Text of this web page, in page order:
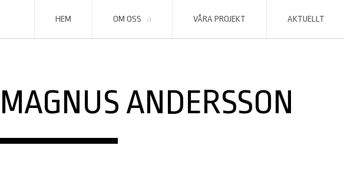
content
HEM OM OSS VÅRA PROJEKT AKTUELLT
MAGNUS ANDERSSON